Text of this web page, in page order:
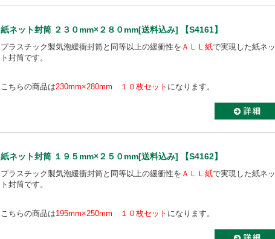
紙ネット封筒 ２３０mm×２８０mm[送料込み] 【S4161】
プラスチック製気泡緩衝封筒と同等以上の緩衝性を ＡＬＬ紙で実現した紙ネッ
ト封筒です。
こちらの商品は230mm×280mm １０枚セット になります。
紙ネット封筒 １９５mm×２５０mm[送料込み] 【S4162】
プラスチック製気泡緩衝封筒と同等以上の緩衝性を ＡＬＬ紙で実現した紙ネッ
ト封筒です。
こちらの商品は195mm×250mm １０枚セット になります。